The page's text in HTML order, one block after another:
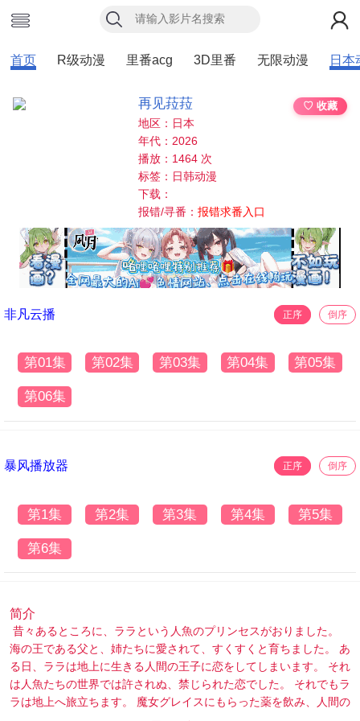
首页 R级动漫 里番acg 3D里番 无限动漫 日本
再见菈菈
♡ 收藏
地区：日本
年代：2026
播放：1464 次
标签：日韩动漫
下载：
报错/寻番：报错求番入口
非凡云播 正序 倒序
第01集 第02集 第03集 第04集 第05集
第06集
暴风播放器 正序 倒序
第1集 第2集 第3集 第4集 第5集
第6集
简介
昔々あるところに、ララという人魚のプリンセスがおりました。
海の王である父と、姉たちに愛されて、すくすくと育ちました。 あ
る日、ララは地上に生きる人間の王子に恋をしてしまいます。 それ
は人魚たちの世界では許されぬ、禁じられた恋でした。 それでもラ
ラは地上へ旅立ちます。 魔女グレイスにもらった薬を飲み、人間の